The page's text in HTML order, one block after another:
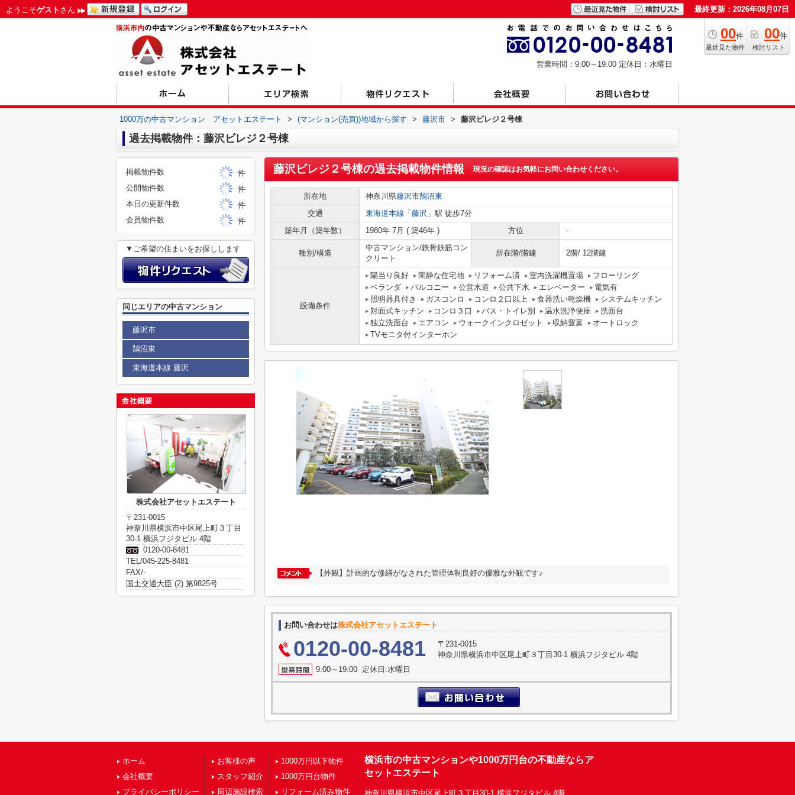
ようこそゲスト さん 最終更新：2026年08月07日
00件
最近見た物件
00件
検討リスト
営業時間：9:00～19:00 定休日：水曜日
1000万の中古マンション アセットエステート > (マンション(売買))地域から探す > 藤沢市 > 藤沢ビレジ２号棟
過去掲載物件：藤沢ビレジ２号棟
藤沢ビレジ２号棟の過去掲載物件情報 現況の確認はお気軽にお問い合わせください。
所在地 神奈川県藤沢市鵠沼東
交通
東海道本線 「 藤沢 」駅 徒歩7分
築年月（築年数）
1980年 7月 ( 築46年 ) 方位 -
種別/構造
中古マンション/鉄骨鉄筋コン
クリート
所在階/階建 2階/ 12階建
設備条件
陽当り良好 閑静な住宅地 リフォーム済 室内洗濯機置場
フローリング
ベランダ
バルコニー 公営水道 公共下水 エレベーター
電気有
照明器具付き
ガスコンロ コンロ２口以上 食器洗い乾燥機
システムキッチン
対面式キッチン
コンロ３口 バス・トイレ別 温水洗浄便座
洗面台
独立洗面台
エアコン ウォークインクロゼット 収納豊富
オートロック
TVモニタ付インターホン
【外観】計画的な修繕がなされた管理体制良好の優雅な外観です♪
お問い合わせは株式会社アセットエステート
0120-00-8481
〒231-0015
神奈川県横浜市中区尾上町３丁目30-1 横浜フジタビル 4階
9:00～19:00 定休日:水曜日
掲載物件数
件
公開物件数
件
本日の更新件数
件
会員物件数
件
▼ご希望の住まいをお探しします
同じエリアの中古マンション
藤沢市
鵠沼東
東海道本線 藤沢
株式会社アセットエステート
〒231-0015
神奈川県横浜市中区尾上町３丁目
30-1 横浜フジタビル 4階
0120-00-8481
TEL/045-225-8481
FAX/-
国土交通大臣 (2) 第9825号
ホーム
会社概要
プライバシーポリシー
お客様の声
スタッフ紹介
周辺施設検索
1000万円以下物件
1000万円台物件
リフォーム済み物件
横浜市の中古マンションや1000万円台の不動産ならア
セットエステート
神奈川県横浜市中区尾上町３丁目30-1 横浜フジタビル 4階